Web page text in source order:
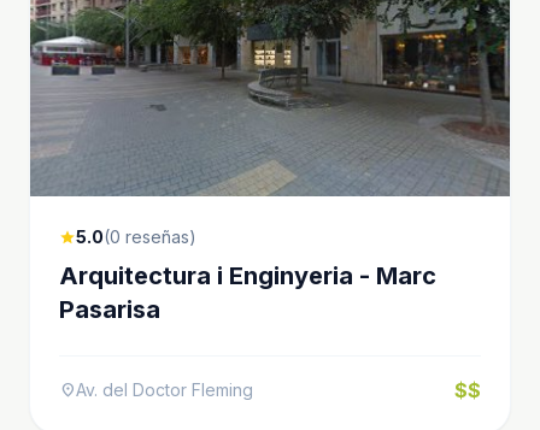
star5.0(0 reseñas)
Arquitectura i Enginyeria - Marc
Pasarisa
location_onAv. del Doctor Fleming $$